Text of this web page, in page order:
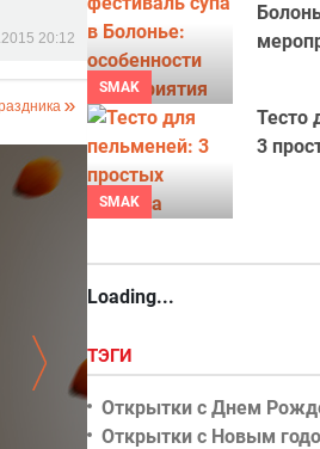
20:12
SMAK
SMAK
Тесто
3
Loading...
ТЭГИ
Открытки с Днем
Открытки с Новым